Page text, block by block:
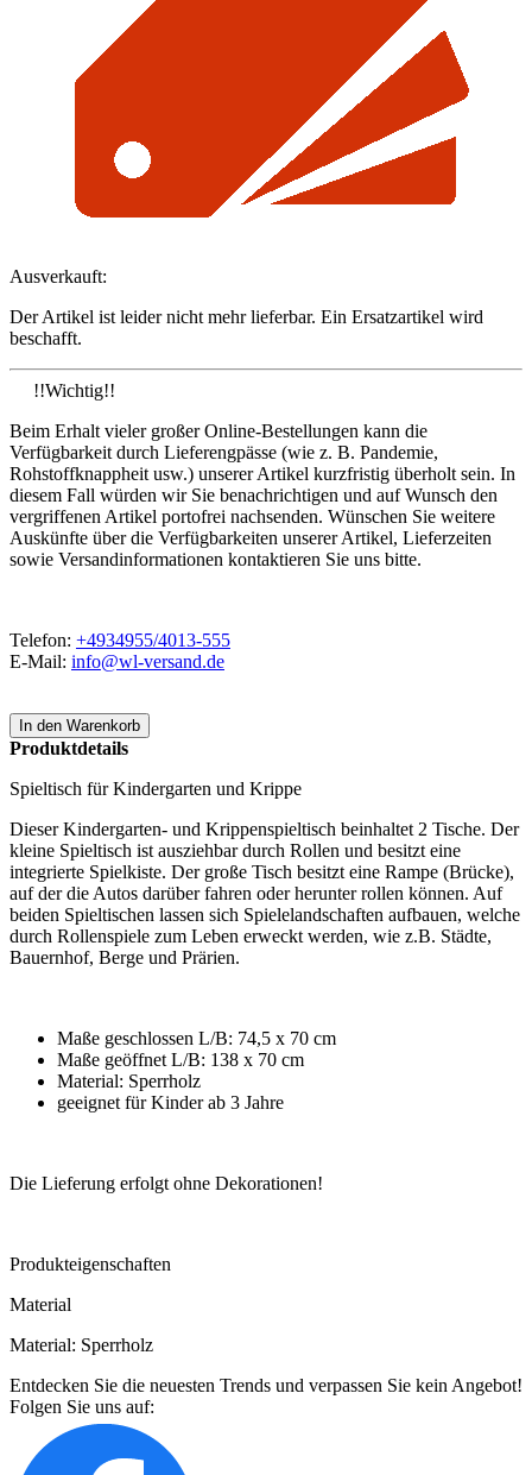
Ausverkauft:
Der Artikel ist leider nicht mehr lieferbar. Ein Ersatzartikel wird
beschafft.
!!Wichtig!!
Beim Erhalt vieler großer Online-Bestellungen kann die
Verfügbarkeit durch Lieferengpässe (wie z. B. Pandemie,
Rohstoffknappheit usw.) unserer Artikel kurzfristig überholt sein. In
diesem Fall würden wir Sie benachrichtigen und auf Wunsch den
vergriffenen Artikel portofrei nachsenden. Wünschen Sie weitere
Auskünfte über die Verfügbarkeiten unserer Artikel, Lieferzeiten
sowie Versandinformationen kontaktieren Sie uns bitte.
Telefon: +4934955/4013-555
E-Mail: info@wl-versand.de
Produktdetails
Spieltisch für Kindergarten und Krippe
Dieser Kindergarten- und Krippenspieltisch beinhaltet 2 Tische. Der
kleine Spieltisch ist ausziehbar durch Rollen und besitzt eine
integrierte Spielkiste. Der große Tisch besitzt eine Rampe (Brücke),
auf der die Autos darüber fahren oder herunter rollen können. Auf
beiden Spieltischen lassen sich Spielelandschaften aufbauen, welche
durch Rollenspiele zum Leben erweckt werden, wie z.B. Städte,
Bauernhof, Berge und Prärien.
Maße geschlossen L/B: 74,5 x 70 cm
Maße geöffnet L/B: 138 x 70 cm
Material: Sperrholz
geeignet für Kinder ab 3 Jahre
Die Lieferung erfolgt ohne Dekorationen!
Produkteigenschaften
Material
Material: Sperrholz
Entdecken Sie die neuesten Trends und verpassen Sie kein Angebot!
Folgen Sie uns auf: